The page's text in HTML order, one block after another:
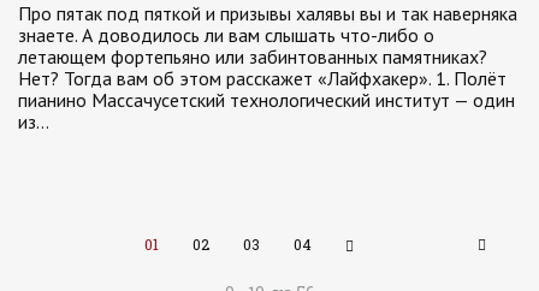
Про пятак под пяткой и призывы халявы вы и так наверняка
знаете. А доводилось ли вам слышать что-либо о
летающем фортепьяно или забинтованных памятниках?
Нет? Тогда вам об этом расскажет «Лайфхакер». 1. Полёт
пианино Массачусетский технологический институт — один
из…
01 02 03 04